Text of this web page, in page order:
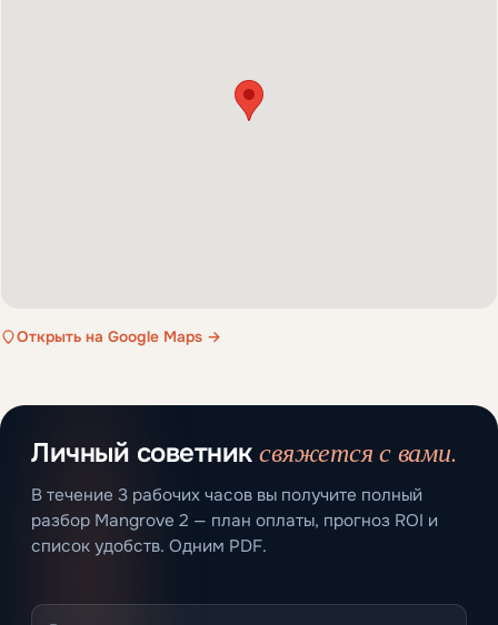
Открыть на Google Maps →
Личный советниксвяжется с вами.
В течение 3 рабочих часов вы получите полный
разбор Mangrove 2 — план оплаты, прогноз ROI и
список удобств. Одним PDF.